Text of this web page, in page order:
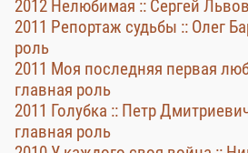
2012 Нелюбимая :: Сергей
2011 Репортаж судьбы :: Олег
роль
2011 Моя последняя первая
главная роль
2011 Голубка :: Петр
главная роль